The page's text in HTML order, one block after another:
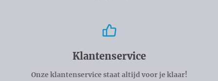
Klantenservice
Onze klantenservice staat altijd voor je klaar!